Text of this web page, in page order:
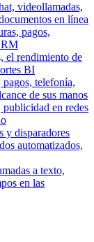
videollamadas,
en línea
pagos,
el rendimiento de
BI
pagos, telefonía,
de sus manos
en redes
y disparadores
automatizados,
a texto,
en las